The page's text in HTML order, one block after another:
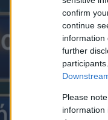
confirm
continue
information
further
Please
information